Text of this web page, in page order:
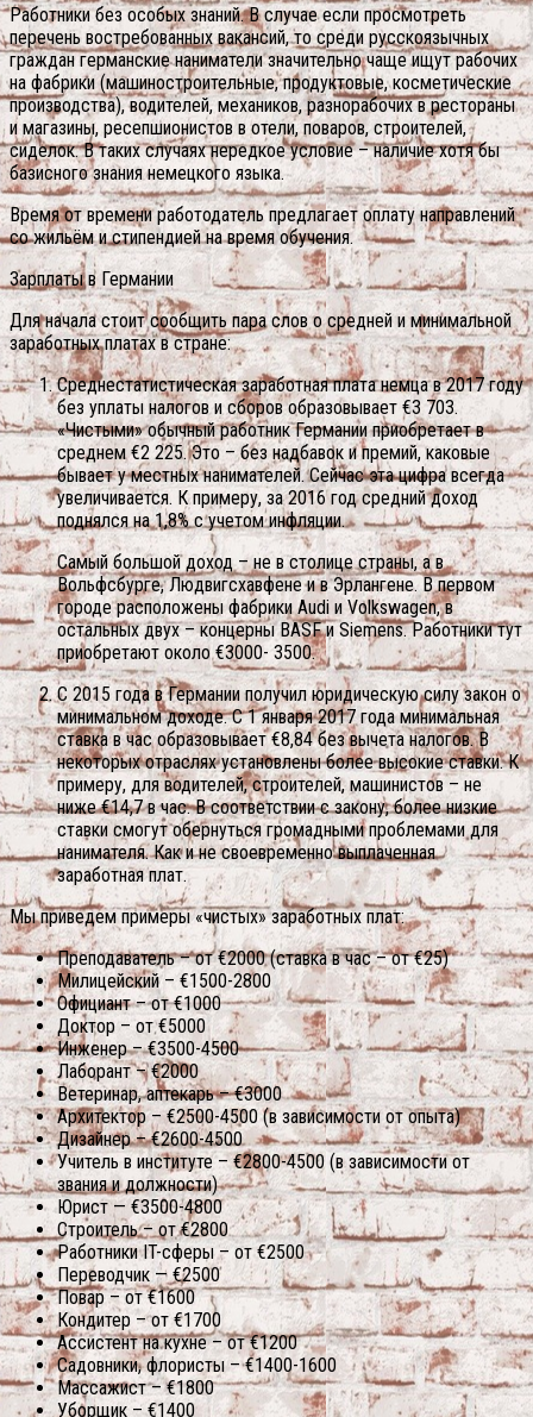
Работники без особых знаний. В случае если просмотреть
перечень востребованных вакансий, то среди русскоязычных
граждан германские наниматели значительно чаще ищут рабочих
на фабрики (машиностроительные, продуктовые, косметические
производства), водителей, механиков, разнорабочих в рестораны
и магазины, ресепшионистов в отели, поваров, строителей,
сиделок. В таких случаях нередкое условие – наличие хотя бы
базисного знания немецкого языка.
Время от времени работодатель предлагает оплату направлений
со жильём и стипендией на время обучения.
Зарплаты в Германии
Для начала стоит сообщить пара слов о средней и минимальной
заработных платах в стране:
Среднестатистическая заработная плата немца в 2017 году
без уплаты налогов и сборов образовывает €3 703.
«Чистыми» обычный работник Германии приобретает в
среднем €2 225. Это – без надбавок и премий, каковые
бывает у местных нанимателей. Сейчас эта цифра всегда
увеличивается. К примеру, за 2016 год средний доход
поднялся на 1,8% с учетом инфляции.
Самый большой доход – не в столице страны, а в
Вольфсбурге, Людвигсхавфене и в Эрлангене. В первом
городе расположены фабрики Audi и Volkswagen, в
остальных двух – концерны BASF и Siemens. Работники тут
приобретают около €3000- 3500.
С 2015 года в Германии получил юридическую силу закон о
минимальном доходе. С 1 января 2017 года минимальная
ставка в час образовывает €8,84 без вычета налогов. В
некоторых отраслях установлены более высокие ставки. К
примеру, для водителей, строителей, машинистов – не
ниже €14,7 в час. В соответствии с закону, более низкие
ставки смогут обернуться громадными проблемами для
нанимателя. Как и не своевременно выплаченная
заработная плат.
Мы приведем примеры «чистых» заработных плат:
Преподаватель – от €2000 (ставка в час – от €25)
Милицейский – €1500-2800
Официант – от €1000
Доктор – от €5000
Инженер – €3500-4500
Лаборант – €2000
Ветеринар, аптекарь – €3000
Архитектор – €2500-4500 (в зависимости от опыта)
Дизайнер – €2600-4500
Учитель в институте – €2800-4500 (в зависимости от
звания и должности)
Юрист — €3500-4800
Строитель – от €2800
Работники IT-сферы – от €2500
Переводчик — €2500
Повар – от €1600
Кондитер – от €1700
Ассистент на кухне – от €1200
Садовники, флористы – €1400-1600
Массажист – €1800
Уборщик – €1400